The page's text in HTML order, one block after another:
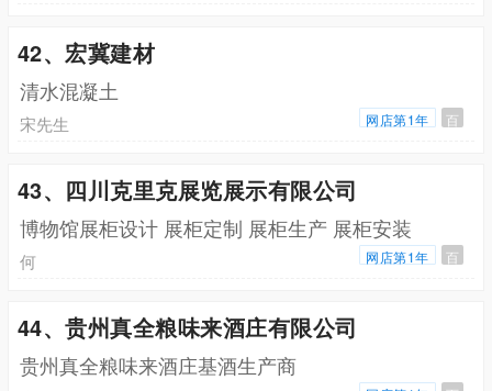
42、宏冀建材
清水混凝土
宋先生 网店第1年 百
43、四川克里克展览展示有限公司
博物馆展柜设计 展柜定制 展柜生产 展柜安装
何 网店第1年 百
44、贵州真全粮味来酒庄有限公司
贵州真全粮味来酒庄基酒生产商